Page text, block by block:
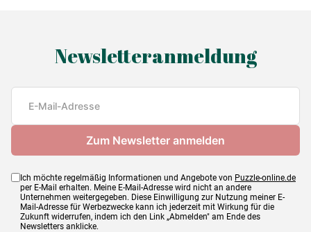
705988722295
Newsletteranmeldung
Ich möchte regelmäßig Informationen und Angebote von Puzzle-online.de
per E-Mail erhalten. Meine E-Mail-Adresse wird nicht an andere
Unternehmen weitergegeben. Diese Einwilligung zur Nutzung meiner E-
Mail-Adresse für Werbezwecke kann ich jederzeit mit Wirkung für die
Zukunft widerrufen, indem ich den Link „Abmelden" am Ende des
Newsletters anklicke.